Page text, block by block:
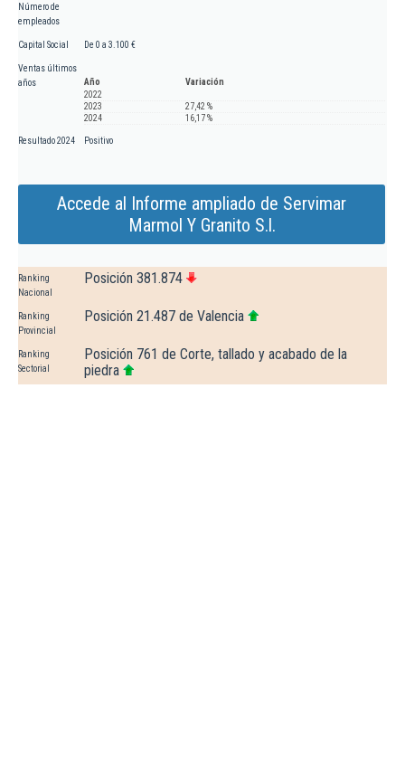
Número de
empleados
Capital Social De 0 a 3.100 €
Ventas últimos
años
Año
Variación
2022
2023
27,42 %
2024
16,17 %
Resultado 2024 Positivo
Accede al Informe ampliado de Servimar
Marmol Y Granito S.l.
Ranking
Nacional
Posición 381.874
Ranking
Provincial
Posición 21.487 de Valencia
Ranking
Sectorial
Posición 761 de Corte, tallado y acabado de la
piedra